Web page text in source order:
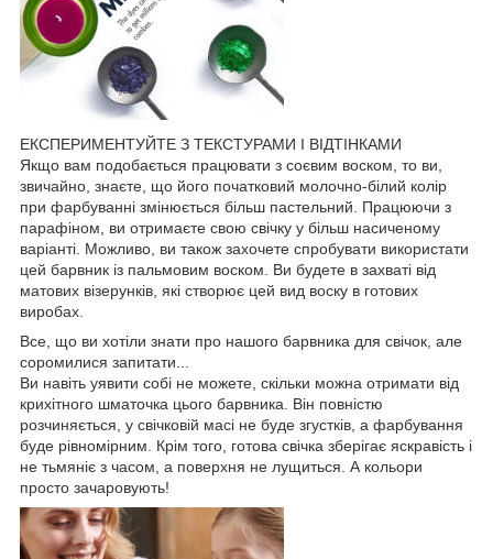
ЕКСПЕРИМЕНТУЙТЕ З ТЕКСТУРАМИ І ВІДТІНКАМИ
Якщо вам подобається працювати з соєвим воском, то ви,
звичайно, знаєте, що його початковий молочно-білий колір
при фарбуванні змінюється більш пастельний. Працюючи з
парафіном, ви отримаєте свою свічку у більш насиченому
варіанті. Можливо, ви також захочете спробувати використати
цей барвник із пальмовим воском. Ви будете в захваті від
матових візерунків, які створює цей вид воску в готових
виробах.
Все, що ви хотіли знати про нашого барвника для свічок, але
соромилися запитати...
Ви навіть уявити собі не можете, скільки можна отримати від
крихітного шматочка цього барвника. Він повністю
розчиняється, у свічковій масі не буде згустків, а фарбування
буде рівномірним. Крім того, готова свічка зберігає яскравість і
не тьмяніє з часом, а поверхня не лущиться. А кольори
просто зачаровують!